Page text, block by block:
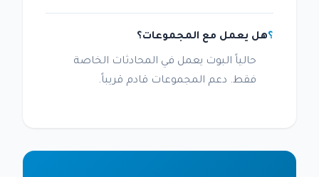
هل يعمل مع المجموعات؟
حالياً البوت يعمل في المحادثات الخاصة
فقط. دعم المجموعات قادم قريباً.